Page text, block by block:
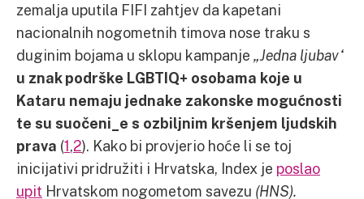
zemalja uputila FIFI zahtjev da kapetani
nacionalnih nogometnih timova nose traku s
duginim bojama u sklopu kampanje „Jedna ljubav“
u znak podrške LGBTIQ+ osobama koje u
Kataru nemaju jednake zakonske mogućnosti
te su suočeni_e s ozbiljnim kršenjem ljudskih
prava (1,2). Kako bi provjerio hoće li se toj
inicijativi pridružiti i Hrvatska, Index je poslao
upit Hrvatskom nogometom savezu (HNS).